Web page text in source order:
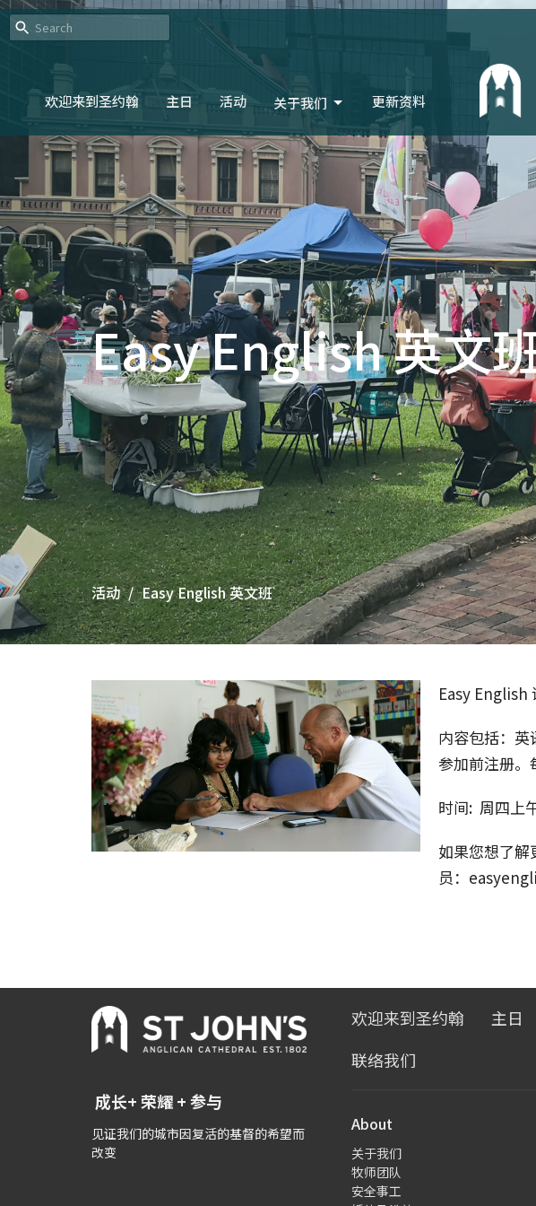
欢迎来到圣约翰 主日 活动 关于我们 更新资料
Easy English 英文
活动 Easy English 英文班
Easy English
内容包括：
参加前注册。
时间: 周四上
如果您想了
员：
成长+ 荣耀 + 参与
见证我们的城市因复活的基督的希望而
改变
欢迎来到圣约翰 主日
联络我们
About
关于我们
牧师团队
安全事工